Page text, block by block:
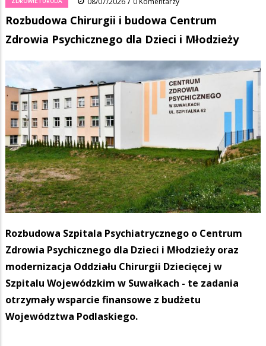
Rozbudowa Chirurgii i budowa Centrum
Zdrowia Psychicznego dla Dzieci i Młodzieży
Rozbudowa Szpitala Psychiatrycznego o Centrum
Zdrowia Psychicznego dla Dzieci i Młodzieży oraz
modernizacja Oddziału Chirurgii Dziecięcej w
Szpitalu Wojewódzkim w Suwałkach - te zadania
otrzymały wsparcie finansowe z budżetu
Województwa Podlaskiego.